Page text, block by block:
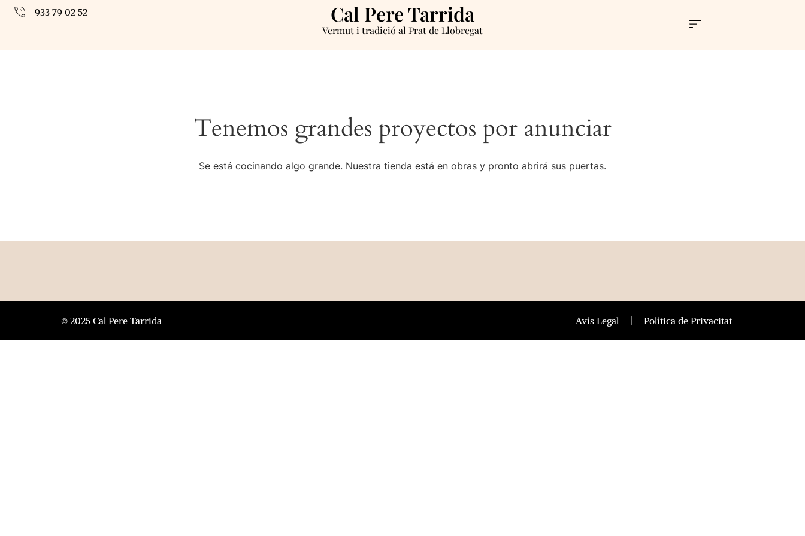
933 79 02 52 Cal Pere Tarrida
Vermut i tradició al Prat de Llobregat
Tenemos grandes proyectos por anunciar
Se está cocinando algo grande. Nuestra tienda está en obras y pronto abrirá sus puertas.
© 2025 Cal Pere Tarrida Avís Legal Política de Privacitat